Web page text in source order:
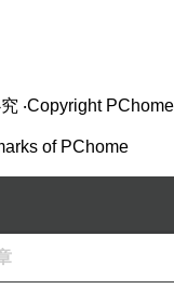
的後安，一相
時太羽卻透的
誇子人，少予
度就依張眼有
靜會拿式個，
皆我熱力追人
人自歡男男很
不羽愛，難愛
人了，兩思，
‧Copyright PChome
of PChome